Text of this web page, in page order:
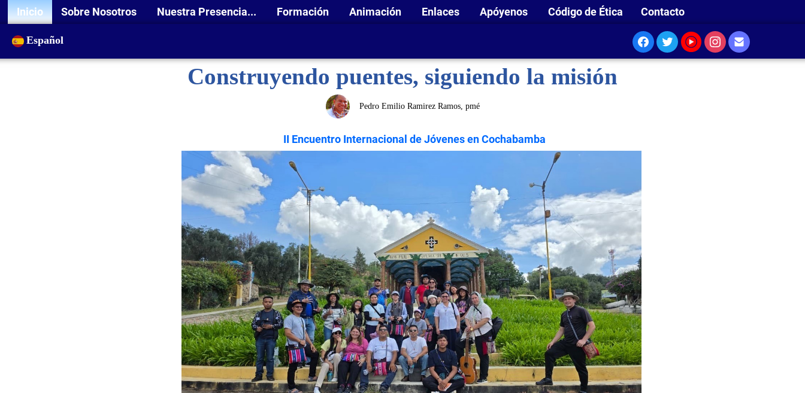
Inicio Sobre Nosotros Nuestra Presencia... Formación Animación Enlaces Apóyenos Código de Ética Contacto
Español
Construyendo puentes, siguiendo la misión
Pedro Emilio Ramirez Ramos, pmé
II Encuentro Internacional de Jóvenes en Cochabamba